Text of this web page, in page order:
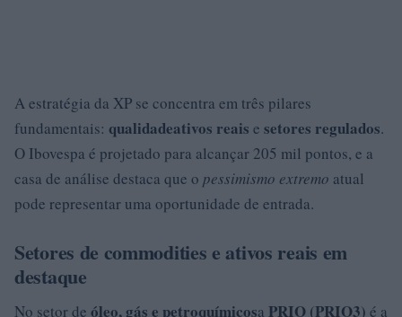
A estratégia da XP se concentra em três pilares
fundamentais: qualidadeativos reais e setores regulados.
O Ibovespa é projetado para alcançar 205 mil pontos, e a
casa de análise destaca que o pessimismo extremo atual
pode representar uma oportunidade de entrada.
Setores de commodities e ativos reais em
destaque
No setor de óleo, gás e petroquímicosa PRIO (PRIO3) é a